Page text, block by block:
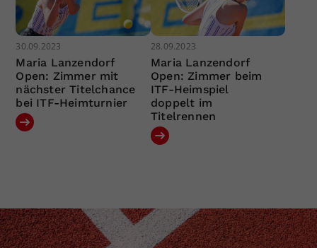
30.09.2023
Maria Lanzendorf
Open: Zimmer mit
nächster Titelchance
bei ITF-Heimturnier
28.09.2023
Maria Lanzendorf
Open: Zimmer beim
ITF-Heimspiel
doppelt im
Titelrennen